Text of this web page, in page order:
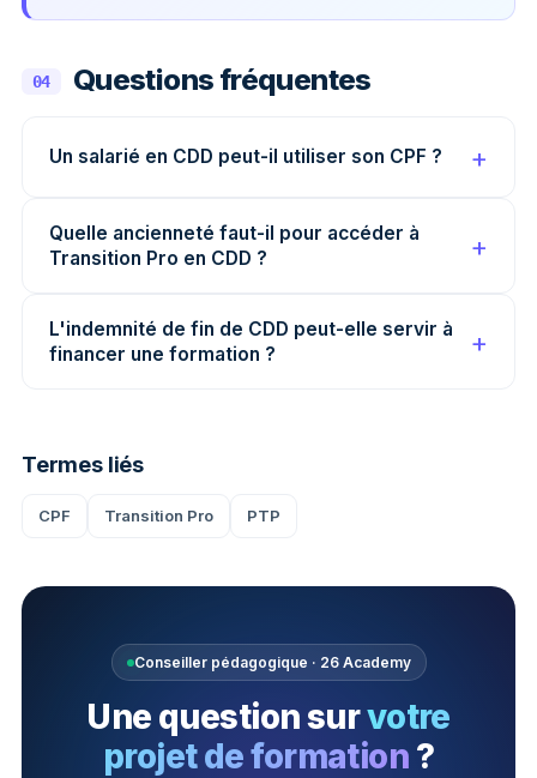
04 Questions fréquentes
Un salarié en CDD peut-il utiliser son CPF ?
Quelle ancienneté faut-il pour accéder à
Transition Pro en CDD ?
L'indemnité de fin de CDD peut-elle servir à
financer une formation ?
Termes liés
CPF Transition Pro PTP
Conseiller pédagogique · 26 Academy
Une question survotre
projet de formation ?